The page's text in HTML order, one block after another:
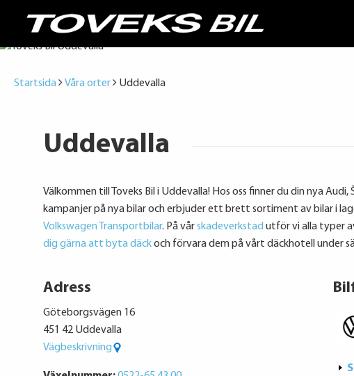
Startsida Våra orter Uddevalla
Uddevalla
Välkommen till Toveks Bil i Uddevalla! Hos oss finner du din nya
kampanjer på nya bilar och erbjuder ett brett sortiment av bilar i
Volkswagen Transportbilar. På vårskadeverkstad utför vi alla typer
dig gärna att byta däckoch förvara dem på vårt däckhotell under
Adress
Göteborgsvägen 16
451 42 Uddevalla
Vägbeskrivning